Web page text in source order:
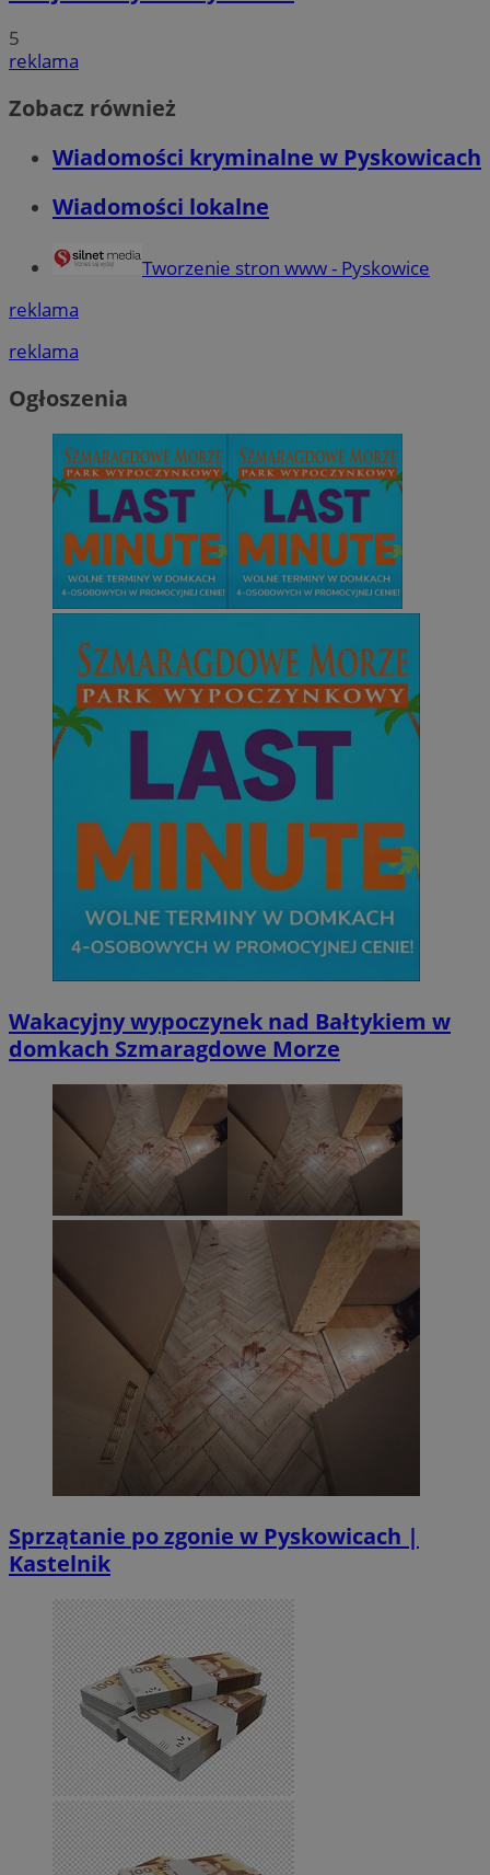
5
reklama
Zobacz również
Wiadomości kryminalne w Pyskowicach
Wiadomości lokalne
Tworzenie stron www - Pyskowice
reklama
reklama
Ogłoszenia
Wakacyjny wypoczynek nad Bałtykiem w
domkach Szmaragdowe Morze
Sprzątanie po zgonie w Pyskowicach |
Kastelnik